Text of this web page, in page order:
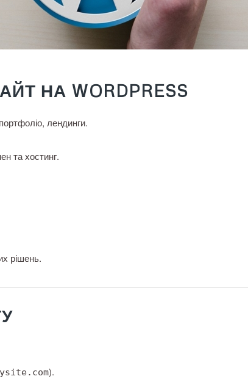
НА WORDPRESS
лендинги.
та хостинг.
рішень.
).